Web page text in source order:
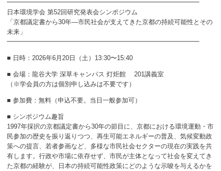
━━━━━━━━━━━━━━━━━━━━━━━━━━━━━━
日本環境学会 第52回研究発表会シンポジウム
「京都議定書から30年―市民社会が支えてきた京都の持続可能性とその
未来」
━━━━━━━━━━━━━━━━━━━━━━━━━━━━━━
■ 日時：2026年6月20日（土）13:30〜15:40
■ 会場：龍谷大学 深草キャンパス 灯炬館 201講義室
（※学会員の方は個別申し込みは不要です）
■ 参加費：無料（申込不要。当日一般参加可）
■ シンポジウム趣旨
1997年採択の京都議定書から30年の節目に、京都における環境運動・市
民参加の歴史を振り返りつつ、再生可能エネルギーの普及、気候変動政
策への提言、若者参画など、多様な市民社会セクターの現在の実践を共
有します。行政や市場に依存せず、市民が主体となって社会を変えてき
た京都の経験が、日本の持続可能性政策にどのような示唆を与えるかを